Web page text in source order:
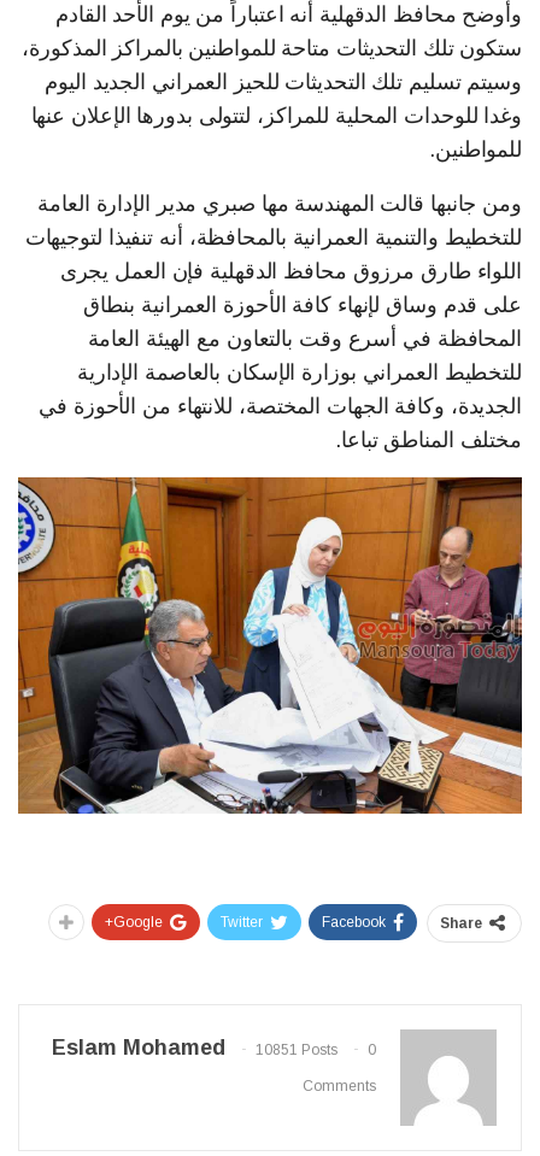
وأوضح محافظ الدقهلية أنه اعتباراً من يوم الأحد القادم
ستكون تلك التحديثات متاحة للمواطنين بالمراكز المذكورة،
وسيتم تسليم تلك التحديثات للحيز العمراني الجديد اليوم
وغدا للوحدات المحلية للمراكز، لتتولى بدورها الإعلان عنها
للمواطنين.
ومن جانبها قالت المهندسة مها صبري مدير الإدارة العامة
للتخطيط والتنمية العمرانية بالمحافظة، أنه تنفيذا لتوجيهات
اللواء طارق مرزوق محافظ الدقهلية فإن العمل يجرى
على قدم وساق لإنهاء كافة الأحوزة العمرانية بنطاق
المحافظة في أسرع وقت بالتعاون مع الهيئة العامة
للتخطيط العمراني بوزارة الإسكان بالعاصمة الإدارية
الجديدة، وكافة الجهات المختصة، للانتهاء من الأحوزة في
مختلف المناطق تباعا.
Share
Facebook
Twitter
Google+
Eslam Mohamed 10851 Posts 0
Comments